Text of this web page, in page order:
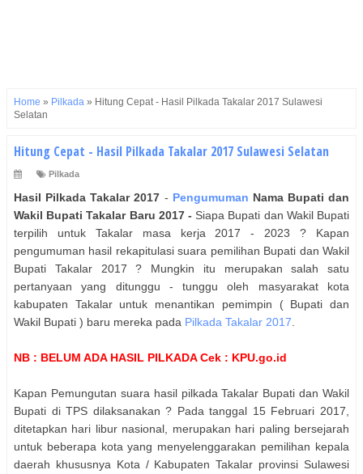
Home » Pilkada » Hitung Cepat - Hasil Pilkada Takalar 2017 Sulawesi
Selatan
Hitung Cepat - Hasil Pilkada Takalar 2017 Sulawesi Selatan
Pilkada
Hasil PilkadaTakalar 2017 - Pengumuman Nama Bupati dan
Wakil Bupati Takalar Baru 2017 - Siapa Bupati dan Wakil Bupati
terpilih untuk Takalar masa kerja 2017 - 2023 ? Kapan
pengumuman hasil rekapitulasi suara pemilihan Bupati dan Wakil
Bupati Takalar 2017 ? Mungkin itu merupakan salah satu
pertanyaan yang ditunggu - tunggu oleh masyarakat kota
kabupaten Takalar untuk menantikan pemimpin ( Bupati dan
Wakil Bupati ) baru mereka pada Pilkada Takalar 2017
NB : BELUM ADA HASIL PILKADA Cek : KPU.go.id
Kapan Pemungutan suara hasil pilkadaTakalar Bupati dan Wakil
Bupati di TPS dilaksanakan ? Pada tanggal 15 Februari 2017,
ditetapkan hari libur nasional, merupakan hari paling bersejarah
untuk beberapa kota yang menyelenggarakan pemilihan kepala
daerah khususnya Kota / KabupatenTakalar provinsi Sulawesi